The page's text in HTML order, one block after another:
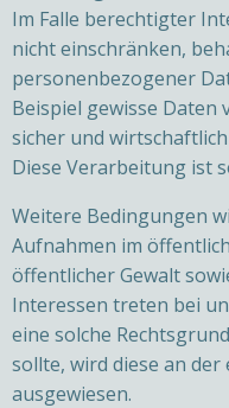
Im Falle berechtigter
nicht einschränken,
personenbezogener
Beispiel gewisse Daten
sicher und
Diese Verarbeitung ist
Weitere Bedingungen
Aufnahmen im
öffentlicher Gewalt
Interessen treten bei
eine solche
sollte, wird diese an
ausgewiesen.